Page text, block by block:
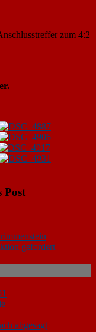
zum 4:2
Post
gefordert
abgesagt